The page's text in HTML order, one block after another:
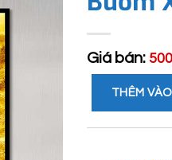
Giá bán:
THÊM